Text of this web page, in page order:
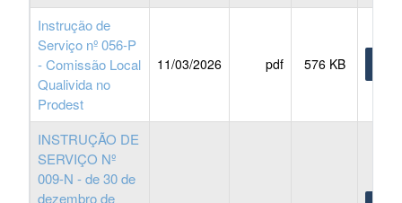
Instrução de
Serviço nº 056-P
- Comissão Local
Qualivida no
Prodest
11/03/2026 pdf 576 KB
INSTRUÇÃO DE
SERVIÇO Nº
009-N - de 30 de
dezembro de